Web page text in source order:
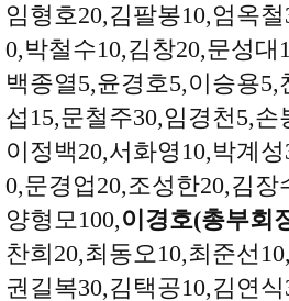
임형호20,김팔봉10,엄옥
0,박철수10,김창20,문성대
백종열5,윤경호5,이승용
섭15,문철주30,임경천5,
이정백20,서화영10,박계
0,문경업20,조성한20,김
양형모100,이경호(총부회
찬희20,최동오10,최준선
권길복30,김택공10,김연